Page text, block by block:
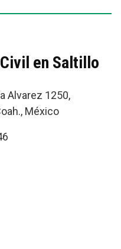
en Saltillo
Alvarez 1250,
México